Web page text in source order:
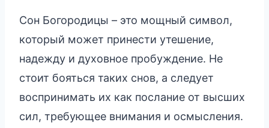
Сон Богородицы – это мощный символ,
который может принести утешение,
надежду и духовное пробуждение. Не
стоит бояться таких снов, а следует
воспринимать их как послание от высших
сил, требующее внимания и осмысления.